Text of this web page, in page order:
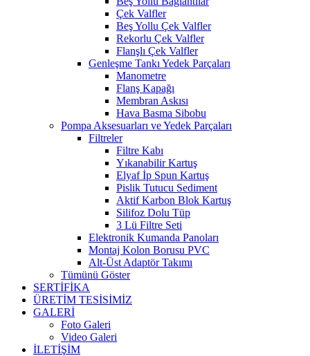
Çek Valfler
Beş Yollu Çek Valfler
Rekorlu Çek Valfler
Flanşlı Çek Valfler
Genleşme Tankı Yedek Parçaları
Manometre
Flanş Kapağı
Membran Askısı
Hava Basma Sibobu
Pompa Aksesuarları ve Yedek Parçaları
Filtreler
Filtre Kabı
Yıkanabilir Kartuş
Elyaf İp Spun Kartuş
Pislik Tutucu Sediment
Aktif Karbon Blok Kartuş
Silifoz Dolu Tüp
3 Lü Filtre Seti
Elektronik Kumanda Panoları
Montaj Kolon Borusu PVC
Alt-Üst Adaptör Takımı
Tümünü Göster
SERTİFİKA
ÜRETİM TESİSİMİZ
GALERİ
Foto Galeri
Video Galeri
İLETİŞİM